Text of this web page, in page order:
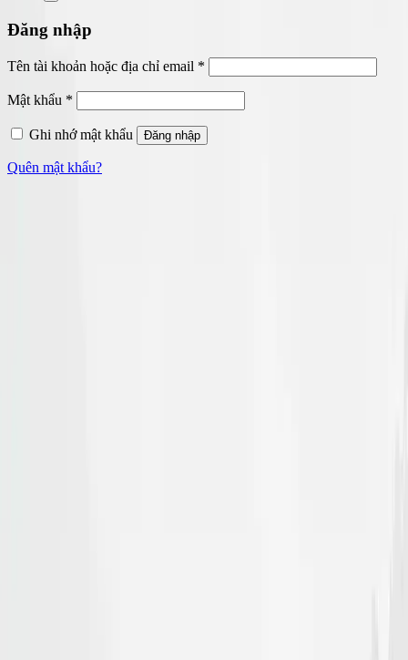
Đăng nhập
Tên tài khoản hoặc địa chỉ email *
buộc
Mật khẩu *
buộc
Ghi nhớ mật khẩu
Đăng nhập
Quên mật khẩu?